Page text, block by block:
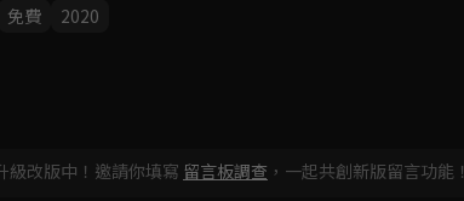
Video
免費 2020
級改版中！邀請你填寫 留言板調查 ，一起共創新版留言功能！